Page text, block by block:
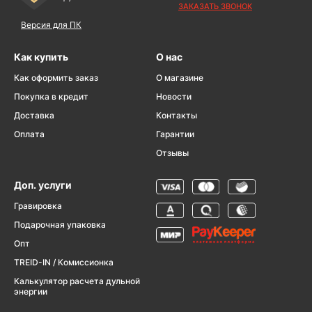
Версия для ПК
ЗАКАЗАТЬ ЗВОНОК
Как купить
Как оформить заказ
Покупка в кредит
Доставка
Оплата
О нас
О магазине
Новости
Контакты
Гарантии
Отзывы
Доп. услуги
Гравировка
Подарочная упаковка
Опт
TREID-IN / Комиссионка
Калькулятор расчета дульной
энергии